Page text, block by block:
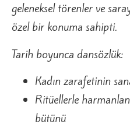
geleneksel törenler ve
özel bir konuma sahipti.
Tarih boyunca dansözlük:
Kadın zarafetinin
Ritüellerle
bütünü